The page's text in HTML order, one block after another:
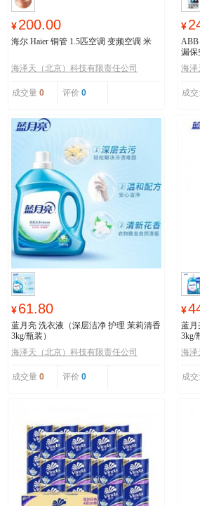
¥200.00
海尔 Haier 铜管 1.5匹空调 变频空调 米
海泽天（北京）科技有限责任公司
成交量 0 评价 0
¥
ABB
漏保
海泽
成
¥61.80
蓝月亮 洗衣液（深层洁净 护理 茉莉清香
3kg/瓶装）
海泽天（北京）科技有限责任公司
成交量 0 评价 0
¥
蓝月
3kg/
海泽
成